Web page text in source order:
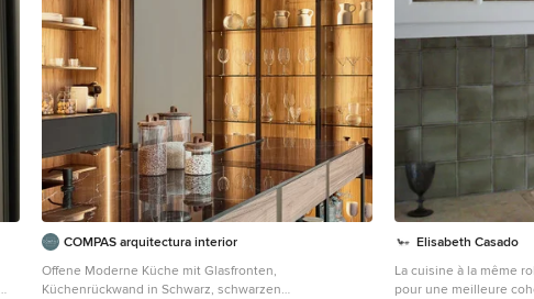
COMPAS arquitectura interior
Offene Moderne Küche mit Glasfronten,
Küchenrückwand in Schwarz, schwarzen
Elisabeth Casado
La cuisine à la même
pour une meilleure